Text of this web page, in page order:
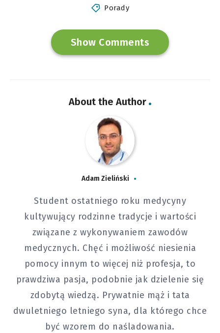
Porady
Show Comments
About the Author
Adam Zieliński
Student ostatniego roku medycyny
kultywujący rodzinne tradycje i wartości
związane z wykonywaniem zawodów
medycznych. Chęć i możliwość niesienia
pomocy innym to więcej niż profesja, to
prawdziwa pasja, podobnie jak dzielenie się
zdobytą wiedzą. Prywatnie mąż i tata
dwuletniego letniego syna, dla którego chce
być wzorem do naśladowania.